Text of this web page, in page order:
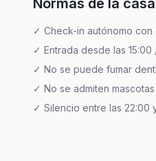
✓ Check-in autónomo
✓ Entrada desde las 15:00
✓ No se puede fumar
✓ No se admiten mascotas
✓ Silencio entre las 22:00